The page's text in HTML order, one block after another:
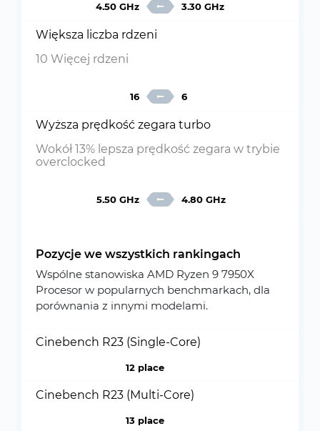
4.50 GHz 3.30 GHz
Większa liczba rdzeni
10 Więcej rdzeni
16 6
Wyższa prędkość zegara turbo
Wokół 13% lepsza prędkość zegara w trybie
overclocked
5.50 GHz 4.80 GHz
Pozycje we wszystkich rankingach
Wspólne stanowiska AMD Ryzen 9 7950X
Procesor w popularnych benchmarkach, dla
porównania z innymi modelami.
Cinebench R23 (Single-Core)
12 place
Cinebench R23 (Multi-Core)
13 place